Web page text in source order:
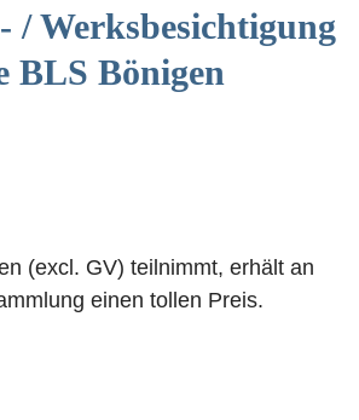
NEWSLETTER
FACHMAGAZIN
/ Werksbesichtigung
BLS Bönigen
(excl. GV) teilnimmt, erhält an
einen tollen Preis.